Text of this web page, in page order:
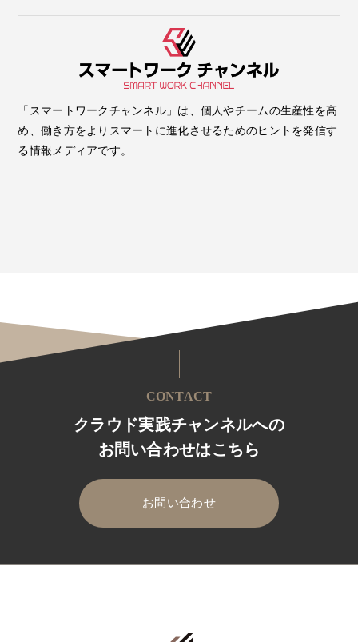
「スマートワークチャンネル」は、個人やチームの生産性を高
め、働き方をよりスマートに進化させるためのヒントを発信す
る情報メディアです。
CONTACT
クラウド実践チャンネルへの
お問い合わせはこちら
お問い合わせ